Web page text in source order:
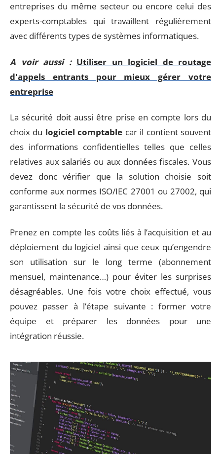
entreprises du même secteur ou encore celui des
experts-comptables qui travaillent régulièrement
avec différents types de systèmes informatiques.
A voir aussi : Utiliser un logiciel de routage
d'appels entrants pour mieux gérer votre
entreprise
La sécurité doit aussi être prise en compte lors du
choix du logiciel comptable car il contient souvent
des informations confidentielles telles que celles
relatives aux salariés ou aux données fiscales. Vous
devez donc vérifier que la solution choisie soit
conforme aux normes ISO/IEC 27001 ou 27002, qui
garantissent la sécurité de vos données.
Prenez en compte les coûts liés à l’acquisition et au
déploiement du logiciel ainsi que ceux qu’engendre
son utilisation sur le long terme (abonnement
mensuel, maintenance…) pour éviter les surprises
désagréables. Une fois votre choix effectué, vous
pouvez passer à l’étape suivante : former votre
équipe et préparer les données pour une
intégration réussie.